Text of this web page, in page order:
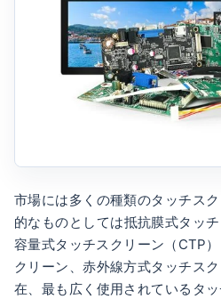
市場には多くの種類のタッチス
的なものとしては抵抗膜式タッ
容量式タッチスクリーン（CTP
クリーン、赤外線方式タッチス
在、最も広く使用されているタ